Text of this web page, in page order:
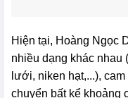
Hiện tại, Hoàng Ngọc
nhiều dạng khác nhau
lưới, niken hạt,...),
chuyển bất kể khoảng